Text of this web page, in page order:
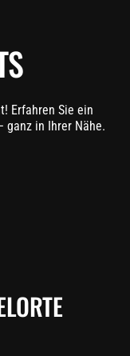
Erfahren Sie ein
ganz in Ihrer Nähe.